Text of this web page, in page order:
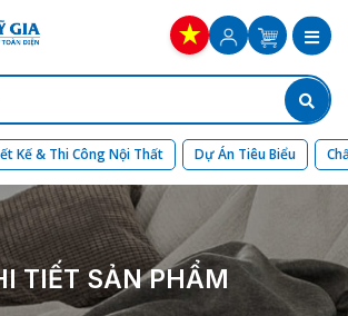
Kế & Thi Công Nội Thất Dự Án Tiêu Biểu
TIẾT SẢN PHẨM